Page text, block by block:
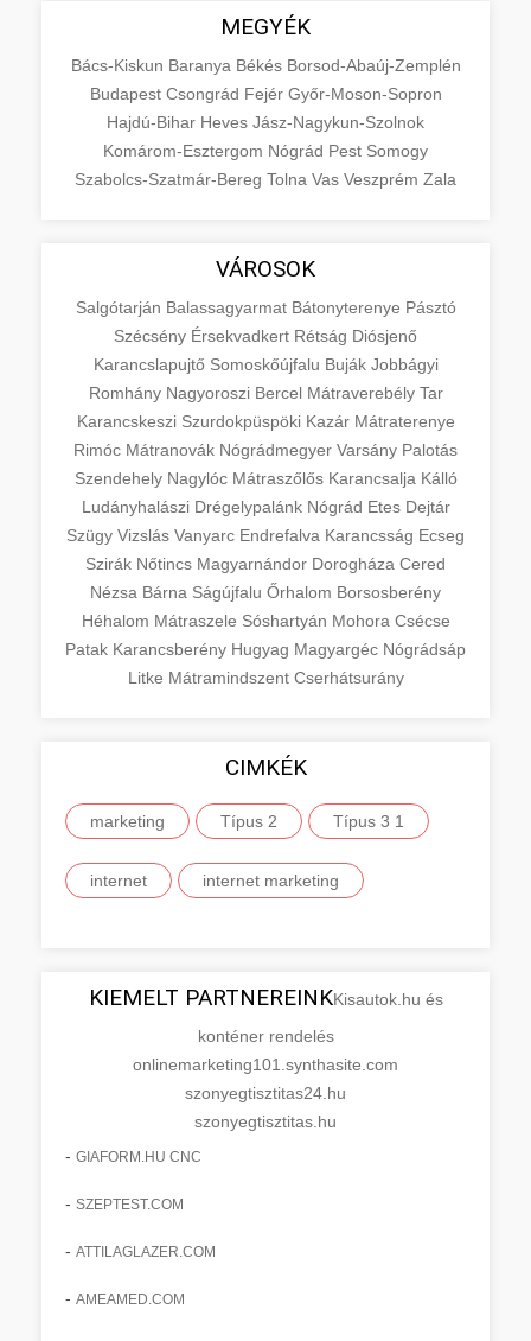
MEGYÉK
Bács-Kiskun Baranya Békés Borsod-Abaúj-Zemplén
Budapest Csongrád Fejér Győr-Moson-Sopron
Hajdú-Bihar Heves Jász-Nagykun-Szolnok
Komárom-Esztergom Nógrád Pest Somogy
Szabolcs-Szatmár-Bereg Tolna Vas Veszprém Zala
VÁROSOK
Salgótarján Balassagyarmat Bátonyterenye Pásztó
Szécsény Érsekvadkert Rétság Diósjenő
Karancslapujtő Somoskőújfalu Buják Jobbágyi
Romhány Nagyoroszi Bercel Mátraverebély Tar
Karancskeszi Szurdokpüspöki Kazár Mátraterenye
Rimóc Mátranovák Nógrádmegyer Varsány Palotás
Szendehely Nagylóc Mátraszőlős Karancsalja Kálló
Ludányhalászi Drégelypalánk Nógrád Etes Dejtár
Szügy Vizslás Vanyarc Endrefalva Karancsság Ecseg
Szirák Nőtincs Magyarnándor Dorogháza Cered
Nézsa Bárna Ságújfalu Őrhalom Borsosberény
Héhalom Mátraszele Sóshartyán Mohora Csécse
Patak Karancsberény Hugyag Magyargéc Nógrádsáp
Litke Mátramindszent Cserhátsurány
CIMKÉK
marketing Típus 2 Típus 3 1
internet internet marketing
KIEMELT PARTNEREINKKisautok.hu és
konténer rendelés
onlinemarketing101.synthasite.com
szonyegtisztitas24.hu
szonyegtisztitas.hu
- GIAFORM.HU CNC
- SZEPTEST.COM
- ATTILAGLAZER.COM
- AMEAMED.COM